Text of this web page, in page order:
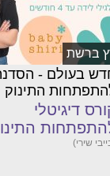
ברשת
בעולם -
התינוק
דיגיטלי
שירי)